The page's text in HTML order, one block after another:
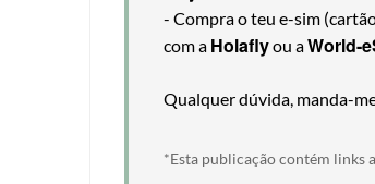
- Compra o teu e-sim
com a Holaflyou aWorld-
Qualquer dúvida, manda-
*Esta publicação contém links